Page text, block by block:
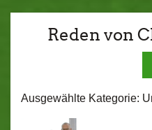
Reden von
Ausgewählte Kategorie: